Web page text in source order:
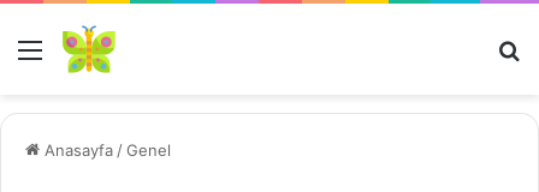
Menü
Anasayfa /Genel